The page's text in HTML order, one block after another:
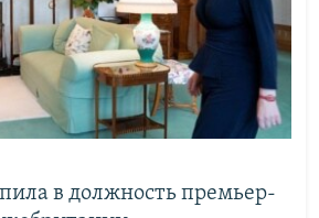
в должность премьер-